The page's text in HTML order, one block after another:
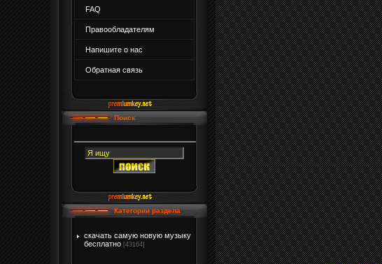
FAQ
Правообладателям
Напишите о нас
Обратная связь
Поиск
Категории раздела
скачать самую новую музыку
бесплатно [43164]